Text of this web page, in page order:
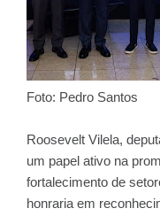
Foto: Pedro Santos
Roosevelt Vilela,
um papel ativo na
fortalecimento de
honraria em